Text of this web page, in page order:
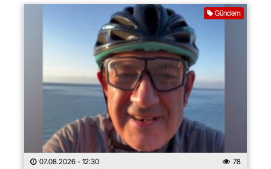
Gündəm
07.08.2026 - 12:30 78